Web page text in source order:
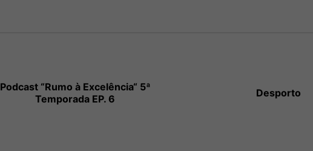
Podcast “Rumo à Excelência“ 5ª
Temporada EP. 6
Desporto